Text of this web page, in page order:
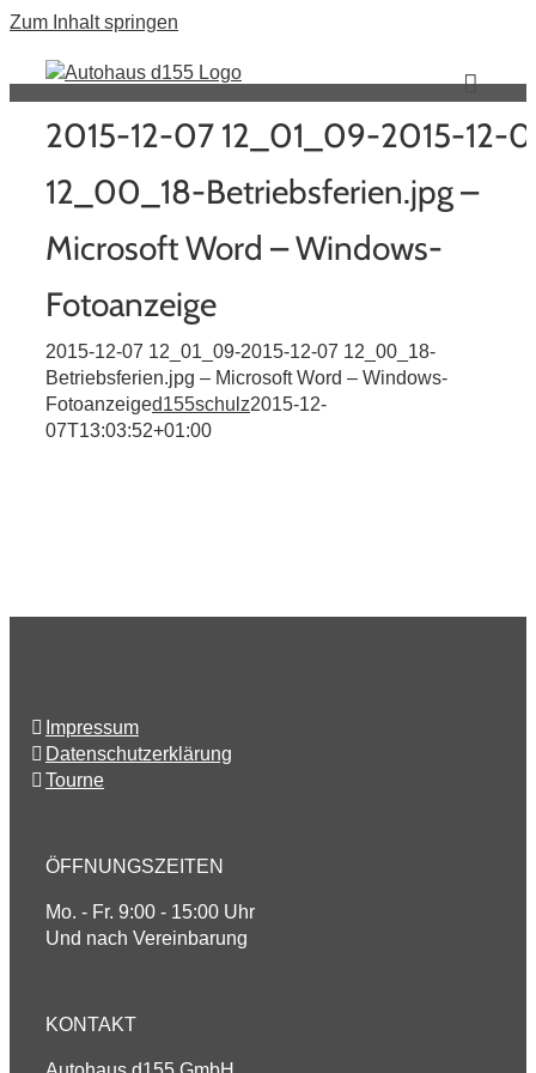
Zum Inhalt springen
2015-12-07 12_01_09-2015-12-
12_00_18-Betriebsferien.jpg –
Microsoft Word – Windows-
Fotoanzeige
2015-12-07 12_01_09-2015-12-07 12_00_18-
Betriebsferien.jpg – Microsoft Word – Windows-
Fotoanzeiged155schulz2015-12-
07T13:03:52+01:00
Impressum
Datenschutzerklärung
Tourne
ÖFFNUNGSZEITEN
Mo. - Fr. 9:00 - 15:00 Uhr
Und nach Vereinbarung
KONTAKT